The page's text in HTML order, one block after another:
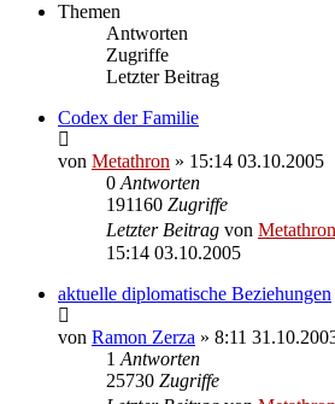
Themen
Antworten
Zugriffe
Letzter Beitrag
Codex der Familie
von Metathron » 15:14 03.10.2005
0 Antworten
191160 Zugriffe
Letzter Beitrag von Metathron
15:14 03.10.2005
aktuelle diplomatische Beziehungen
von Ramon Zerza » 8:11
1 Antworten
25730 Zugriffe